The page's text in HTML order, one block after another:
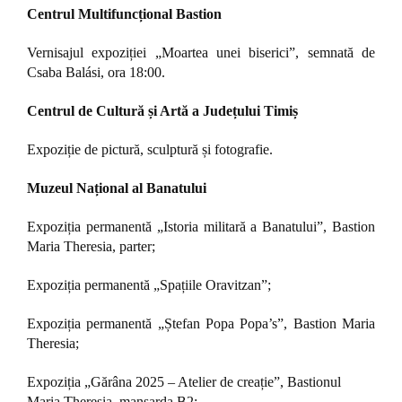
Centrul Multifuncțional Bastion
Vernisajul expoziției „Moartea unei biserici”, semnată de
Csaba Balási, ora 18:00.
Centrul de Cultură și Artă a Județului Timiș
Expoziție de pictură, sculptură și fotografie.
Muzeul Național al Banatului
Expoziția permanentă „Istoria militară a Banatului”, Bastion
Maria Theresia, parter;
Expoziția permanentă „Spațiile Oravitzan”;
Expoziția permanentă „Ștefan Popa Popa’s”, Bastion Maria
Theresia;
Expoziția „Gărâna 2025 – Atelier de creație”, Bastionul